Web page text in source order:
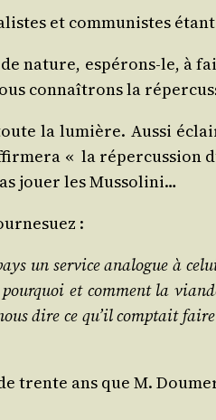
et com­mu­nistes
nature, espé­rons-le,
connaî­trons la
la lumière. Aus­si
« la
jouer les Mussolini…
:
un ser­vice ana­logue à
et com­ment la
dire ce qu’il comp­tait
trente ans que M.